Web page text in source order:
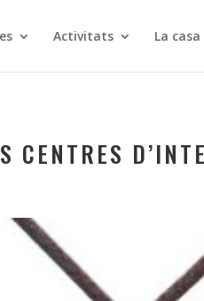
Activitats La casa
CENTRES